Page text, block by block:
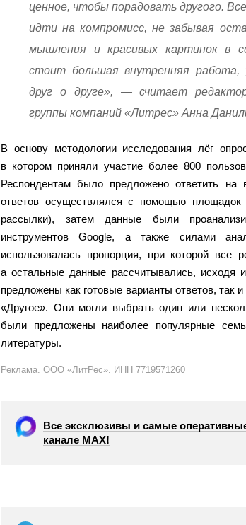
ценное, чтобы порадовать другого.
идти на компромисс, не забывая
мышления и красивых картинок в
стоит большая внутренняя работа,
друг о друге», — считает
группы компаний «Литрес» Анна
В основу методологии исследования лёг
в котором приняли участие более 800
Респондентам было предложено ответить на
ответов осуществлялся с помощью
рассылки), затем данные были
инструментов Google, а также силами
использовалась пропорция, при которой все
а остальные данные рассчитывались, исходя
предложены как готовые варианты ответов, так
«Другое». Они могли выбрать один или
были предложены наиболее популярные
литературы.
Реклама. ООО «ЛитРес». ИНН 7719571260
Все эксклюзивы и самые
канале МАХ!